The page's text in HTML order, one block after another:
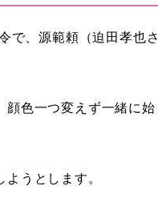
で、源範頼（迫田孝也さ
顔色一つ変えず一緒に始
うとします。